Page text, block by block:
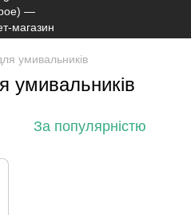
умивальників
умивальників
За популярністю